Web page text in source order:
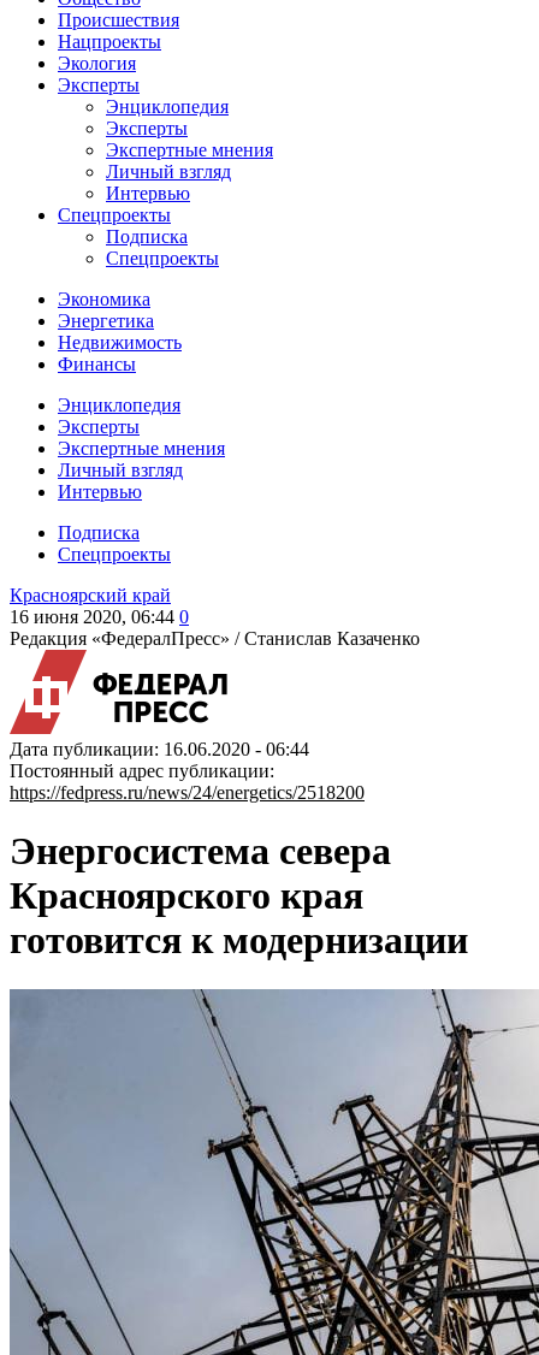
Происшествия
Нацпроекты
Экология
Эксперты
Энциклопедия
Эксперты
Экспертные мнения
Личный взгляд
Интервью
Спецпроекты
Подписка
Спецпроекты
Экономика
Энергетика
Недвижимость
Финансы
Энциклопедия
Эксперты
Экспертные мнения
Личный взгляд
Интервью
Подписка
Спецпроекты
Красноярский край
16 июня 2020, 06:44 0
Редакция «ФедералПресс» /Станислав Казаченко
Дата публикации: 16.06.2020 - 06:44
Постоянный адрес публикации:
https://fedpress.ru/news/24/energetics/2518200
Энергосистема севера
Красноярского края
готовится к модернизации